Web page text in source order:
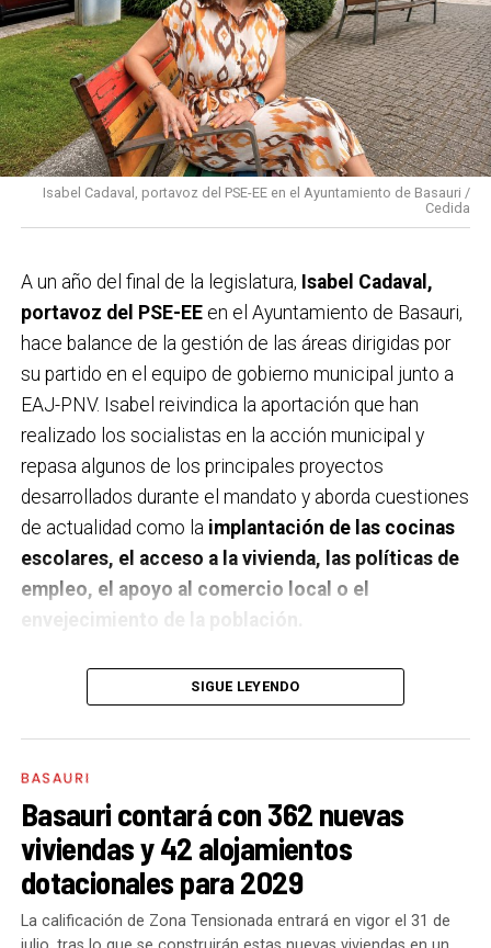
Isabel Cadaval, portavoz del PSE-EE en el Ayuntamiento de Basauri /
Cedida
A un año del final de la legislatura, Isabel Cadaval,
portavoz del PSE-EEen el Ayuntamiento de Basauri,
hace balance de la gestión de las áreas dirigidas por
su partido en el equipo de gobierno municipal junto a
EAJ-PNV. Isabel reivindica la aportación que han
realizado los socialistas en la acción municipal y
repasa algunos de los principales proyectos
desarrollados durante el mandato y aborda cuestiones
de actualidad como la implantación de las cocinas
escolares, el acceso a la vivienda, las políticas de
empleo, el apoyo al comercio local o el
envejecimiento de la población.
A un año de acabar la legislatura, ¿qué balance
haces de la gestión del PSE en tus áreas dentro
del equipo de gobierno y qué proyectos
los gobiernos sirve para transformar y mejorar la vida
de las personas y, por eso, tan importante como la
gestión en las áreas de nuestra responsabilidad es la
impronta que marcamos en cuáles son las prioridades
SIGUE LEYENDO
BASAURI
Basauri contará con 362 nuevas
viviendas y 42 alojamientos
dotacionales para 2029
La calificación de Zona Tensionada entrará en vigor el 31 de